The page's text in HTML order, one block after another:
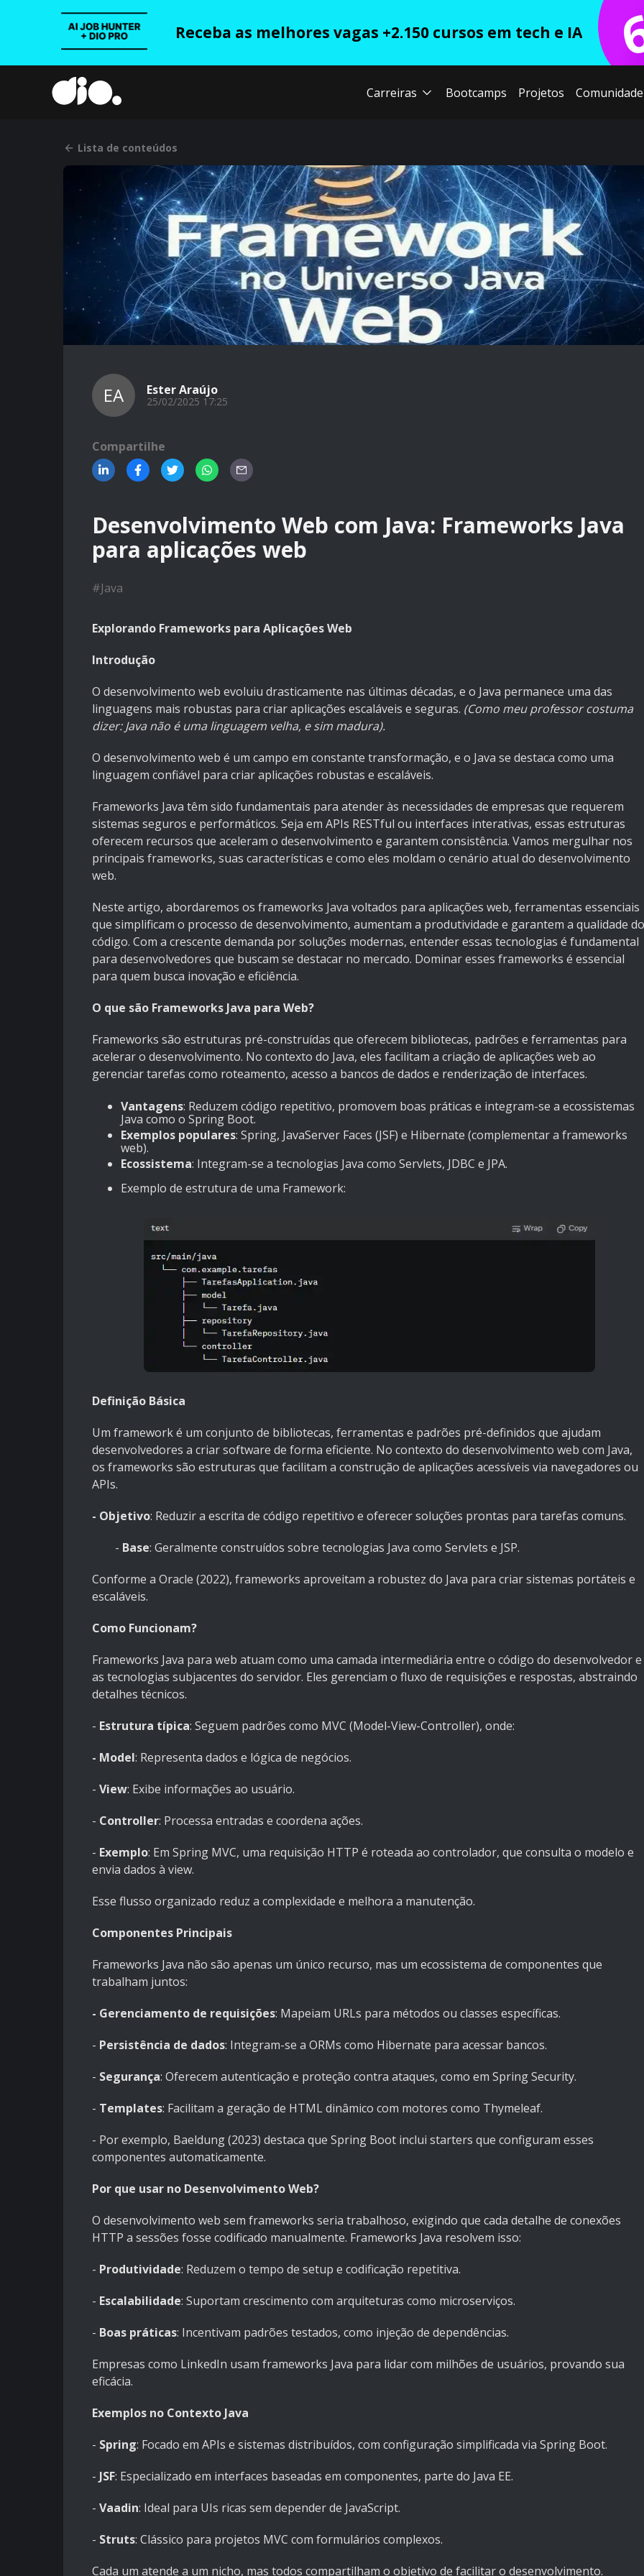
Receba as melhores vagas +2.150 cursos em tech e IA
Carreiras Bootcamps Projetos Comunidade
Lista de conteúdos
EA Ester Araújo
25/02/2025 17:25
Compartilhe
Desenvolvimento Web com Java: Frameworks Java
para aplicações web
#Java
Explorando Frameworks para Aplicações Web
Introdução
O desenvolvimento web evoluiu drasticamente nas últimas décadas, e o Java permanece uma das
linguagens mais robustas para criar aplicações escaláveis e seguras. (Como meu professor costuma
dizer: Java não é uma linguagem velha, e sim madura).
O desenvolvimento web é um campo em constante transformação, e o Java se destaca como uma
linguagem confiável para criar aplicações robustas e escaláveis.
Frameworks Java têm sido fundamentais para atender às necessidades de empresas que requerem
sistemas seguros e performáticos. Seja em APIs RESTful ou interfaces interativas, essas estruturas
oferecem recursos que aceleram o desenvolvimento e garantem consistência. Vamos mergulhar nos
principais frameworks, suas características e como eles moldam o cenário atual do desenvolvimento
web.
Neste artigo, abordaremos os frameworks Java voltados para aplicações web, ferramentas essenciais
que simplificam o processo de desenvolvimento, aumentam a produtividade e garantem a qualidade do
código. Com a crescente demanda por soluções modernas, entender essas tecnologias é fundamental
para desenvolvedores que buscam se destacar no mercado. Dominar esses frameworks é essencial
para quem busca inovação e eficiência.
O que são Frameworks Java para Web?
Frameworks são estruturas pré-construídas que oferecem bibliotecas, padrões e ferramentas para
acelerar o desenvolvimento. No contexto do Java, eles facilitam a criação de aplicações web ao
gerenciar tarefas como roteamento, acesso a bancos de dados e renderização de interfaces.
Vantagens: Reduzem código repetitivo, promovem boas práticas e integram-se a ecossistemas
Java como o Spring Boot.
Exemplos populares: Spring, JavaServer Faces (JSF) e Hibernate (complementar a frameworks
web).
Ecossistema: Integram-se a tecnologias Java como Servlets, JDBC e JPA.
Exemplo de estrutura de uma Framework:
Definição Básica
Um framework é um conjunto de bibliotecas, ferramentas e padrões pré-definidos que ajudam
desenvolvedores a criar software de forma eficiente. No contexto do desenvolvimento web com Java,
os frameworks são estruturas que facilitam a construção de aplicações acessíveis via navegadores ou
APIs.
- Objetivo: Reduzir a escrita de código repetitivo e oferecer soluções prontas para tarefas comuns.
- Base: Geralmente construídos sobre tecnologias Java como Servlets e JSP.
Conforme a Oracle (2022), frameworks aproveitam a robustez do Java para criar sistemas portáteis e
escaláveis.
Como Funcionam?
Frameworks Java para web atuam como uma camada intermediária entre o código do desenvolvedor e
as tecnologias subjacentes do servidor. Eles gerenciam o fluxo de requisições e respostas, abstraindo
detalhes técnicos.
- Estrutura típica: Seguem padrões como MVC (Model-View-Controller), onde:
- Model: Representa dados e lógica de negócios.
- View: Exibe informações ao usuário.
- Controller: Processa entradas e coordena ações.
- Exemplo: Em Spring MVC, uma requisição HTTP é roteada ao controlador, que consulta o modelo e
envia dados à view.
Esse flusso organizado reduz a complexidade e melhora a manutenção.
Componentes Principais
Frameworks Java não são apenas um único recurso, mas um ecossistema de componentes que
trabalham juntos:
- Gerenciamento de requisições: Mapeiam URLs para métodos ou classes específicas.
- Persistência de dados: Integram-se a ORMs como Hibernate para acessar bancos.
- Segurança: Oferecem autenticação e proteção contra ataques, como em Spring Security.
- Templates: Facilitam a geração de HTML dinâmico com motores como Thymeleaf.
- Por exemplo, Baeldung (2023) destaca que Spring Boot inclui starters que configuram esses
componentes automaticamente.
Por que usar no Desenvolvimento Web?
O desenvolvimento web sem frameworks seria trabalhoso, exigindo que cada detalhe de conexões
HTTP a sessões fosse codificado manualmente. Frameworks Java resolvem isso:
- Produtividade: Reduzem o tempo de setup e codificação repetitiva.
- Escalabilidade: Suportam crescimento com arquiteturas como microserviços.
- Boas práticas: Incentivam padrões testados, como injeção de dependências.
Empresas como LinkedIn usam frameworks Java para lidar com milhões de usuários, provando sua
eficácia.
Exemplos no Contexto Java
- Spring: Focado em APIs e sistemas distribuídos, com configuração simplificada via Spring Boot.
- JSF: Especializado em interfaces baseadas em componentes, parte do Java EE.
- Vaadin: Ideal para UIs ricas sem depender de JavaScript.
- Struts: Clássico para projetos MVC com formulários complexos.
Cada um atende a um nicho, mas todos compartilham o objetivo de facilitar o desenvolvimento.